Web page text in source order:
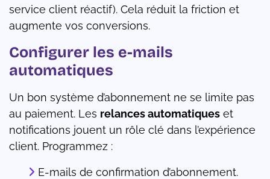
service client réactif). Cela réduit la friction et
augmente vos conversions.
Configurer les e-mails
automatiques
Un bon système d’abonnement ne se limite pas
au paiement. Les relances automatiques et
notifications jouent un rôle clé dans l’expérience
client. Programmez :
E-mails de confirmation d’abonnement.